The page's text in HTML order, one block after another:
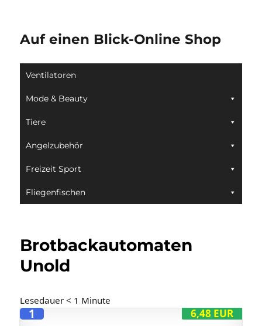
Auf einen Blick-Online Shop
Ventilatoren
Mode & Beauty
Tiere
Angelzubehör
Freizeit Sport
Fliegenfischen
Brotbackautomaten
Unold
Lesedauer < 1 Minute
6,48 EUR
1